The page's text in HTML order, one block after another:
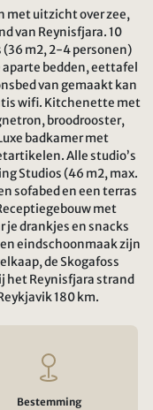
met uitzicht over zee,
van Reynisfjara. 10
(36 m2, 2-4 personen)
bedden, eettafel
van gemaakt kan
wifi. Kitchenette met
broodrooster,
badkamer met
Alle studio’s
Studios (46 m2, max.
sofabed en een terras
met
je drankjes en snacks
eindschoonmaak zijn
de Skogafoss
het Reynisfjara strand
180 km.
Bestemming